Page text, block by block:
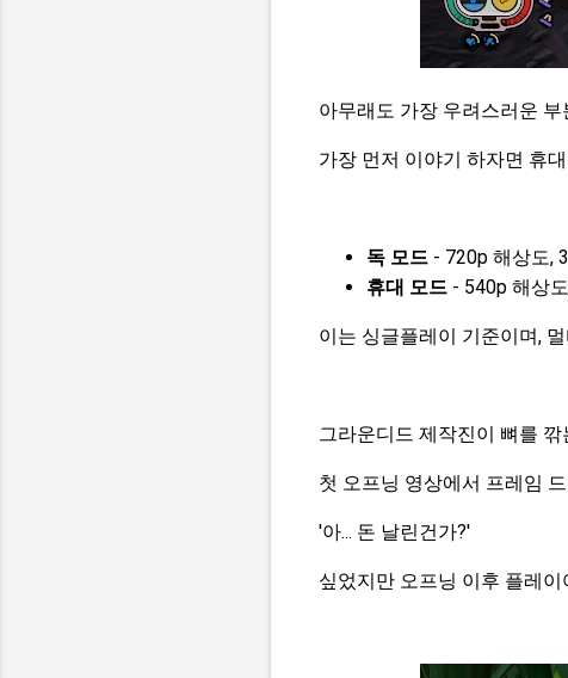
아무래도 가장 우려스러운
가장 먼저 이야기 하자면 휴
독 모드 - 720p 해상도,
휴대 모드 - 540p 해상
이는 싱글플레이 기준이며,
그라운디드 제작진이 뼈를
첫 오프닝 영상에서 프레임
'아... 돈 날린건가?'
싶었지만 오프닝 이후 플레